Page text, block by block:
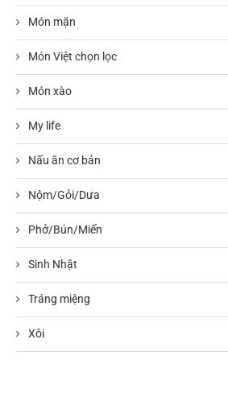
Món mặn
Món Việt chọn lọc
Món xào
My life
Nấu ăn cơ bản
Nộm/Gỏi/Dưa
Phở/Bún/Miến
Sinh Nhật
Tráng miệng
Xôi